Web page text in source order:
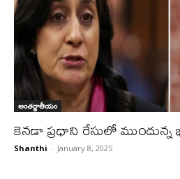
అంతర్జాతీయం
కెనడా ప్రధాని రేసులో
Shanthi - January 8, 2025